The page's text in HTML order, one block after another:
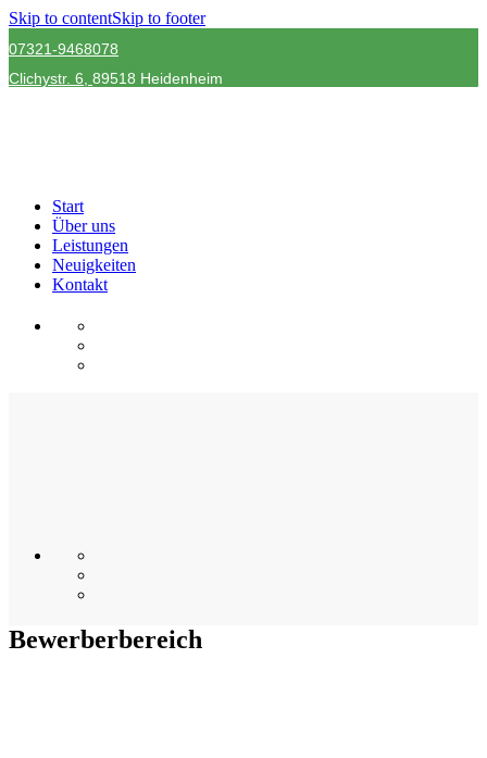
Skip to contentSkip to footer
07321-9468078
Clichystr. 6, 89518 Heidenheim
Start
Über uns
Leistungen
Neuigkeiten
Kontakt
Bewerberbereich